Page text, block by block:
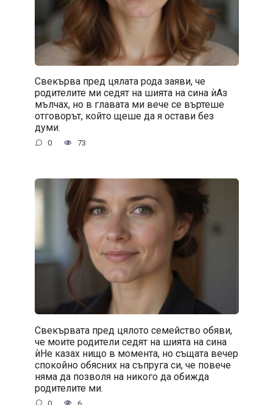
Свекърва пред цялата рода заяви, че
родителите ми седят на шията на сина ѝАз
мълчах, но в главата ми вече се въртеше
отговорът, който щеше да я остави без
думи.
0 73
Свекървата пред цялото семейство обяви,
че моите родители седят на шията на сина
ѝНе казах нищо в момента, но същата вечер
спокойно обясних на съпруга си, че повече
няма да позволя на никого да обижда
родителите ми.